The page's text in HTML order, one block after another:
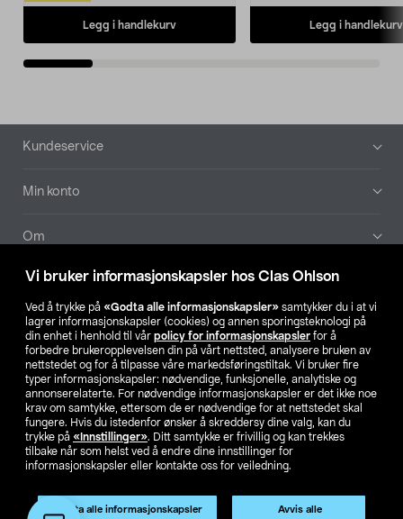
Vi bruker informasjonskapsler hos Clas Ohlson
Ved å trykke på «Godta alle informasjonskapsler» samtykker du i at vi
lagrer informasjonskapsler (cookies) og annen sporingsteknologi på
din enhet i henhold til vår policy for informasjonskapsler for å
forbedre brukeropplevelsen din på vårt nettsted, analysere bruken av
nettstedet og for å tilpasse våre markedsføringstiltak. Vi bruker fire
typer informasjonskapsler: nødvendige, funksjonelle, analytiske og
annonserelaterte. For nødvendige informasjonskapsler er det ikke noe
krav om samtykke, ettersom de er nødvendige for at nettstedet skal
fungere. Hvis du istedenfor ønsker å skreddersy dine valg, kan du
trykke på «Innstillinger». Ditt samtykke er frivillig og kan trekkes
tilbake når som helst ved å endre dine innstillinger for
informasjonskapsler eller kontakte oss for veiledning.
Godta alle informasjonskapsler Avvis alle
Legg i handlekurv Legg i handlekurv
Bunntekst
Kundeservice
Min konto
Om
Aktuelt
Våre selskaper
Finn din butikk
SE NO FI